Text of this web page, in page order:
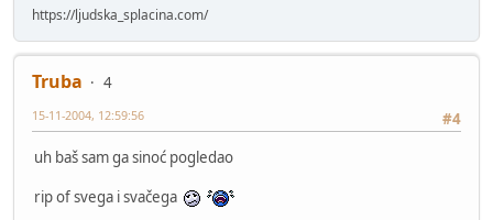
https://ljudska_splacina.com/
Truba
4
#4
15-11-2004, 12:59:56
uh baš sam ga sinoć pogledao
rip of svega i svačega